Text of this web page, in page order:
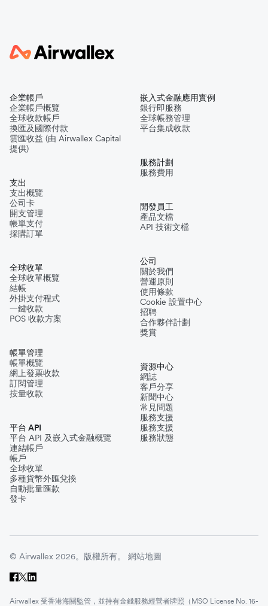
企業帳戶
企業帳戶概覽
全球收款帳戶
換匯及國際付款
雲匯收益 (由 Airwallex Capital
提供)
支出
支出概覽
公司卡
開支管理
帳單支付
採購訂單
全球收單
全球收單概覽
結帳
外掛支付程式
一鍵收款
POS 收款方案
帳單管理
帳單概覽
網上發票收款
訂閱管理
按量收款
平台 API
平台 API 及嵌入式金融概覽
連結帳戶
帳戶
全球收單
多種貨幣外匯兌換
自動批量匯款
發卡
嵌入式金融應用實例
銀行即服務
全球帳務管理
平台集成收款
服務計劃
服務費用
開發員工
產品文檔
API 技術文檔
公司
關於我們
營運原則
使用條款
Cookie 設置中心
招聘
合作夥伴計劃
獎賞
資源中心
網誌
客戶分享
新聞中心
常見問題
服務支援
服務支援
服務狀態
© Airwallex 2026。版權所有。 網站地圖
Airwallex 受香港海關監管，並持有金錢服務經營者牌照（MSO License No. 16-